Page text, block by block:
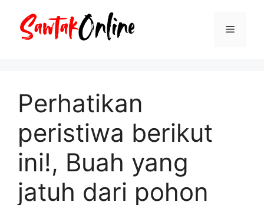
Menu
Perhatikan
peristiwa berikut
ini!, Buah yang
jatuh dari pohon